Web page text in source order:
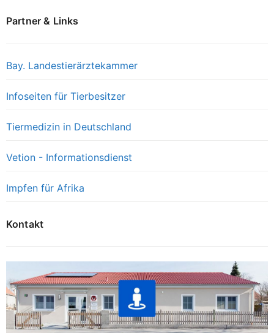
Partner & Links
Bay. Landestierärztekammer
Infoseiten für Tierbesitzer
Tiermedizin in Deutschland
Vetion - Informationsdienst
Impfen für Afrika
Kontakt